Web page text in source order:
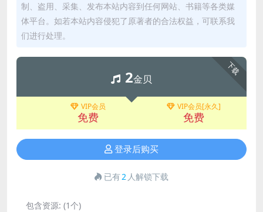
制、盗用、采集、发布本站内容到任何网站、书籍等各类媒
体平台。如若本站内容侵犯了原著者的合法权益，可联系我
们进行处理。
下载
2金贝
VIP会员
免费
VIP会员[永久]
免费
登录后购买
已有2 人解锁下载
包含资源: (1个)